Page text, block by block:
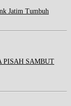
Jatim Tumbuh
PISAH SAMBUT